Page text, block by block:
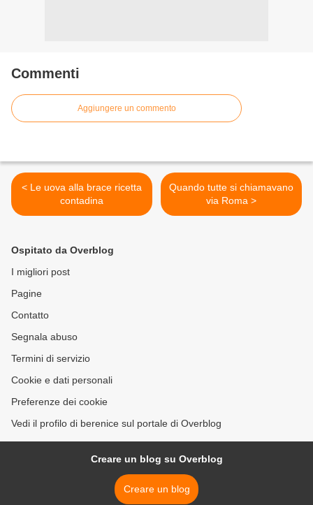
Commenti
Aggiungere un commento
< Le uova alla brace ricetta
contadina
Quando tutte si chiamavano
via Roma >
Ospitato da Overblog
I migliori post
Pagine
Contatto
Segnala abuso
Termini di servizio
Cookie e dati personali
Preferenze dei cookie
Vedi il profilo di berenice sul portale di Overblog
Creare un blog su Overblog
Creare un blog